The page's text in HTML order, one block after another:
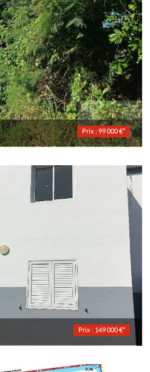
Prix : 99 000 €*
Prix : 149 000 €*